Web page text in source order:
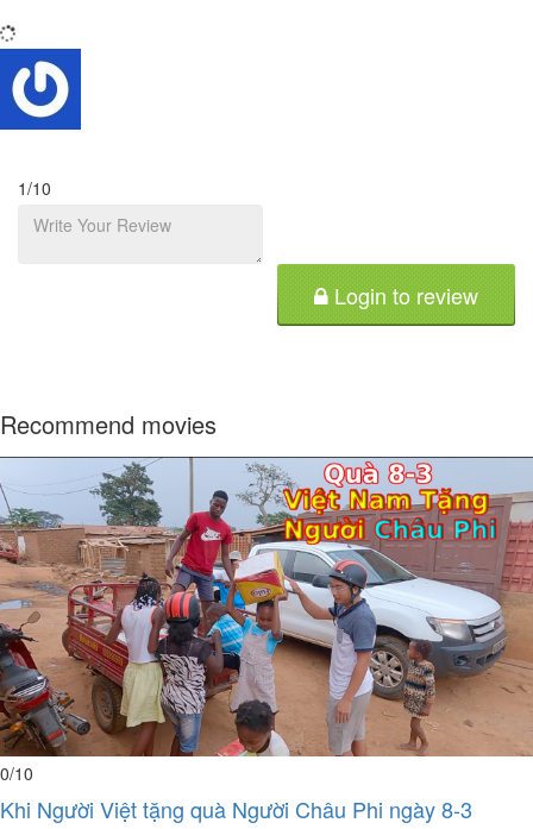
1/10
Login to review
Recommend movies
0/10
Khi Người Việt tặng quà Người Châu Phi ngày 8-3